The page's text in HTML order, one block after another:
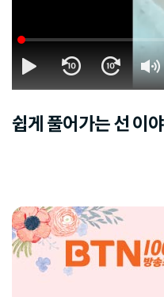
쉽게 풀어가는 선 이